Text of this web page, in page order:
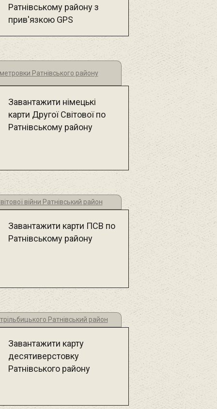
Ратнівському району з
прив'язкою GPS
Ратнівського району
Завантажити німецькі
карти Другої Світової по
Ратнівському району
війни Ратнівський район
Завантажити карти ПСВ по
Ратнівському району
Ратнівський район
Завантажити карту
десятиверстовку
Ратнівського району